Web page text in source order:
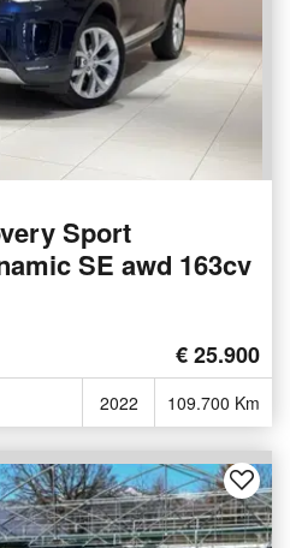
Sport
SE awd 163cv
€ 25.900
2022 109.700 Km